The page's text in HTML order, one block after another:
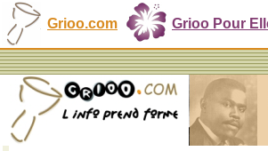
Grioo.com Grioo Pour